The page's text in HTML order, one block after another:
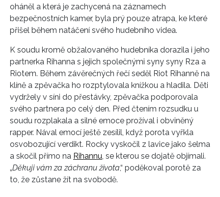
oháněl a která je zachycená na záznamech
bezpečnostních kamer, byla prý pouze atrapa, ke které
přišel během natáčení svého hudebního videa.
K soudu kromě obžalovaného hudebníka dorazila i jeho
partnerka Rihanna s jejich společnými syny syny Rza a
Riotem. Během závěrečných řečí seděl Riot Rihanně na
klíně a zpěvačka ho rozptylovala knížkou a hladila. Děti
vydržely v síni do přestávky, zpěvačka podporovala
svého partnera po celý den. Před čtením rozsudku u
soudu rozplakala a silné emoce prožíval i obviněný
rapper. Nával emocí ještě zesílil, když porota vyřkla
osvobozující verdikt. Rocky vyskočil z lavice jako šelma
a skočil přímo na Rihannu , se kterou se dojatě objímali.
„Děkuji vám za záchranu života,“ poděkoval porotě za
to, že zůstane žít na svobodě.